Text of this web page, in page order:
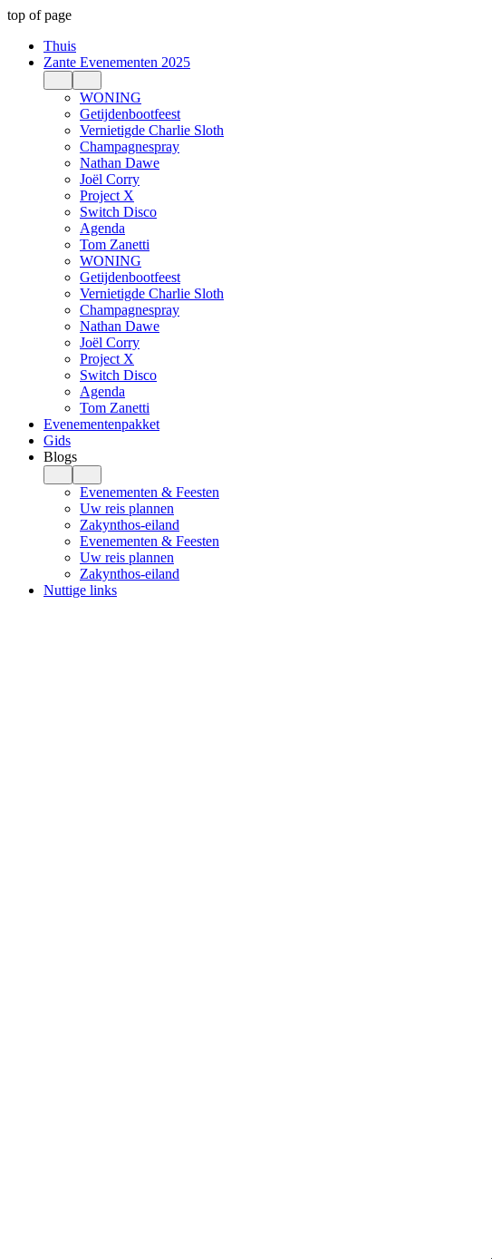
top of page
Thuis
Zante Evenementen 2025
WONING
Getijdenbootfeest
Vernietigde Charlie Sloth
Champagnespray
Nathan Dawe
Joël Corry
Project X
Switch Disco
Agenda
Tom Zanetti
WONING
Getijdenbootfeest
Vernietigde Charlie Sloth
Champagnespray
Nathan Dawe
Joël Corry
Project X
Switch Disco
Agenda
Tom Zanetti
Evenementenpakket
Gids
Blogs
Evenementen & Feesten
Uw reis plannen
Zakynthos-eiland
Evenementen & Feesten
Uw reis plannen
Zakynthos-eiland
Nuttige links